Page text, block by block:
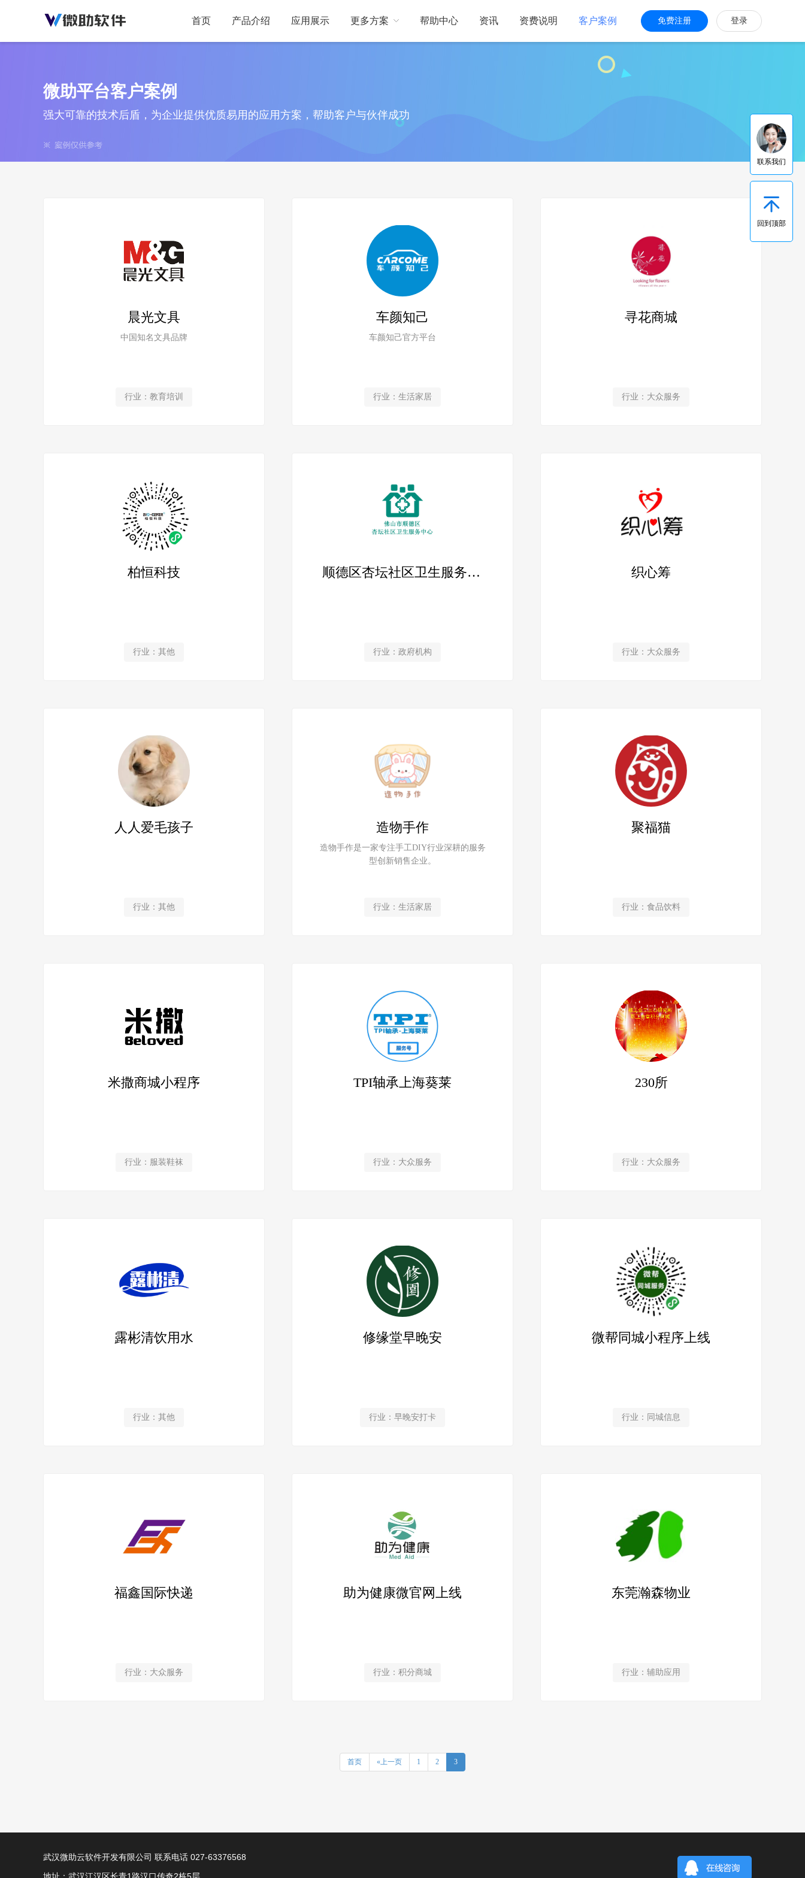
首页 产品介绍 应用展示 更多方案 帮助中心 资讯 资费说明 客户案例 免费注册 登录
微助平台客户案例
强大可靠的技术后盾，为企业提供优质易用的应用方案，帮助客户与伙伴成功
晨光文具
中国知名文具品牌
行业：教育培训
车颜知己
车颜知己官方平台
行业：生活家居
寻花商城
行业：大众服务
柏恒科技
行业：其他
顺德区杏坛社区卫生服务中心
行业：政府机构
织心筹
行业：大众服务
人人爱毛孩子
行业：其他
造物手作
造物手作是一家专注手工DIY行业深耕的服务
型创新销售企业。
行业：生活家居
聚福猫
行业：食品饮料
米撒商城小程序
行业：服装鞋袜
TPI轴承上海葵莱
行业：大众服务
230所
行业：大众服务
露彬清饮用水
行业：其他
修缘堂早晚安
行业：早晚安打卡
微帮同城小程序上线
行业：同城信息
福鑫国际快递
行业：大众服务
助为健康微官网上线
行业：积分商城
东莞瀚森物业
行业：辅助应用
首页 «上一页 1 2 3
武汉微助云软件开发有限公司 联系电话 027-63376568
联系我们
回到顶部